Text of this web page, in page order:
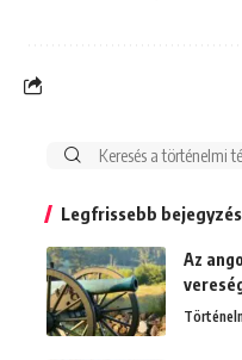
Search
Legfrissebb
Az